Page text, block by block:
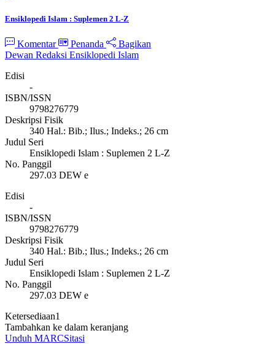
Ensiklopedi Islam : Suplemen 2 L-Z
Komentar Penanda
Bagikan
Dewan Redaksi Ensiklopedi Islam
Edisi
-
ISBN/ISSN
9798276779
Deskripsi Fisik
340 Hal.: Bib.; Ilus.; Indeks.; 26 cm
Judul Seri
Ensiklopedi Islam : Suplemen 2 L-Z
No. Panggil
297.03 DEW e
Edisi
-
ISBN/ISSN
9798276779
Deskripsi Fisik
340 Hal.: Bib.; Ilus.; Indeks.; 26 cm
Judul Seri
Ensiklopedi Islam : Suplemen 2 L-Z
No. Panggil
297.03 DEW e
Ketersediaan1
Tambahkan ke dalam keranjang
Unduh MARCSitasi